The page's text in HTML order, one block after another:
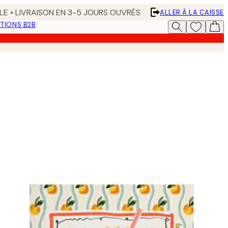
• LIVRAISON EN 3-5 JOURS OUVRÉS
ALLER À LA CAISSE
B2B